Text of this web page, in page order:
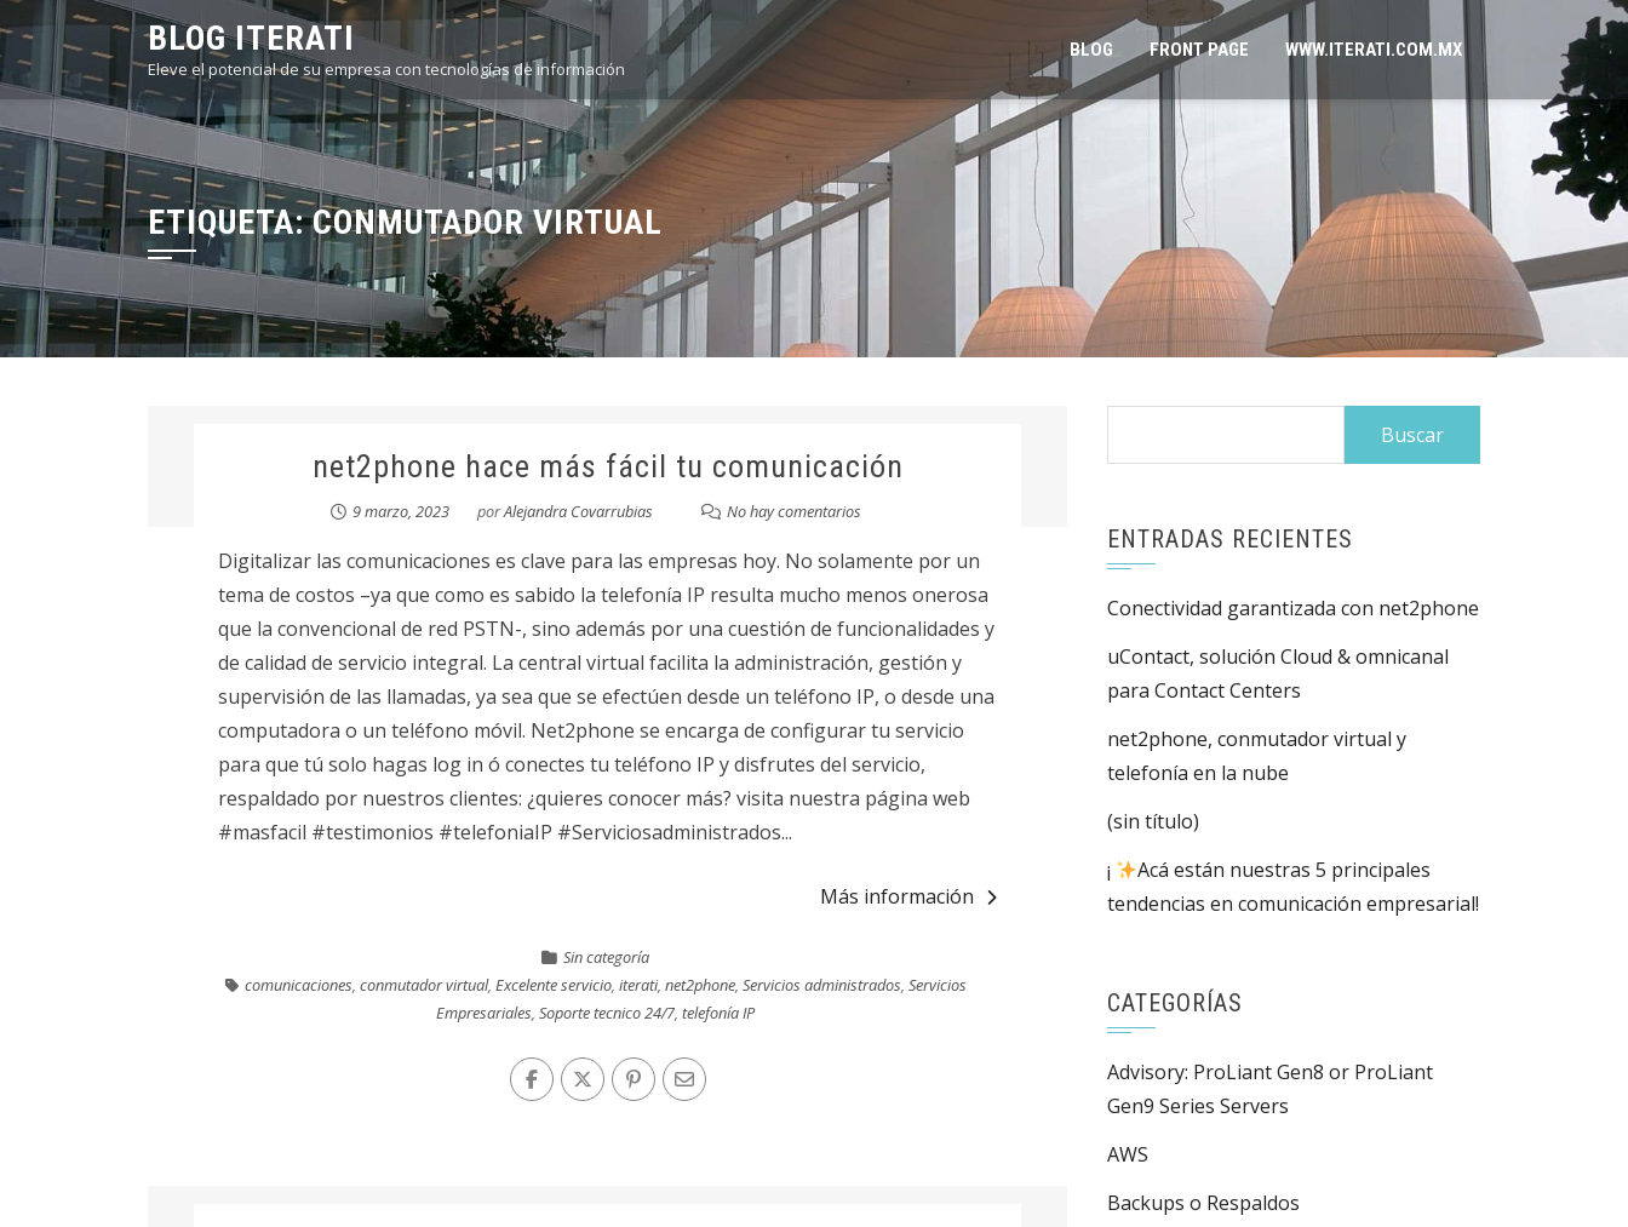
al
contenido
BLOG ITERATI
Eleve el potencial de su empresa con tecnologías de información
BLOG FRONT PAGE WWW.ITERATI.COM.MX
ETIQUETA:CONMUTADOR VIRTUAL
net2phone hace más fácil tu comunicación
9 marzo, 2023 porAlejandra Covarrubias No hay comentarios
Digitalizar las comunicaciones es clave para las empresas hoy. No solamente por un
tema de costos –ya que como es sabido la telefonía IP resulta mucho menos onerosa
que la convencional de red PSTN-, sino además por una cuestión de funcionalidades y
de calidad de servicio integral. La central virtual facilita la administración, gestión y
supervisión de las llamadas, ya sea que se efectúen desde un teléfono IP, o desde una
computadora o un teléfono móvil. Net2phone se encarga de configurar tu servicio
para que tú solo hagas log in ó conectes tu teléfono IP y disfrutes del servicio,
respaldado por nuestros clientes: ¿quieres conocer más? visita nuestra página web
#masfacil #testimonios #telefoniaIP #Serviciosadministrados...
Más información
Sin categoría
comunicaciones, conmutador virtual, Excelente servicio, iterati, net2phone, Servicios administrados, Servicios
Empresariales, Soporte tecnico 24/7, telefonía IP
ENTRADAS RECIENTES
Conectividad garantizada con net2phone
uContact, solución Cloud & omnicanal
para Contact Centers
net2phone, conmutador virtual y
telefonía en la nube
(sin título)
¡
Acá están nuestras 5 principales
tendencias en comunicación empresarial!
CATEGORÍAS
Advisory: ProLiant Gen8 or ProLiant
Gen9 Series Servers
AWS
Backups o Respaldos